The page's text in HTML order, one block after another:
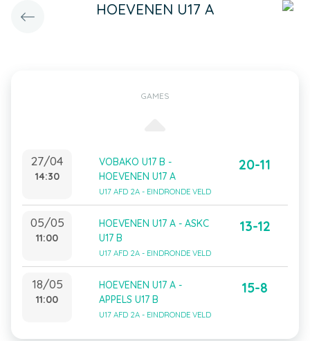
HOEVENEN U17 A
GAMES
27/04
14:30
VOBAKO U17 B -
HOEVENEN U17 A
U17 AFD 2A - EINDRONDE VELD
20-11
05/05
11:00
HOEVENEN U17 A - ASKC
U17 B
U17 AFD 2A - EINDRONDE VELD
13-12
18/05
11:00
HOEVENEN U17 A -
APPELS U17 B
U17 AFD 2A - EINDRONDE VELD
15-8